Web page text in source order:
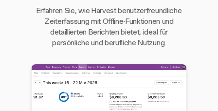
Erfahren Sie, wie Harvest benutzerfreundliche
Zeiterfassung mit Offline-Funktionen und
detaillierten Berichten bietet, ideal für
persönliche und berufliche Nutzung.